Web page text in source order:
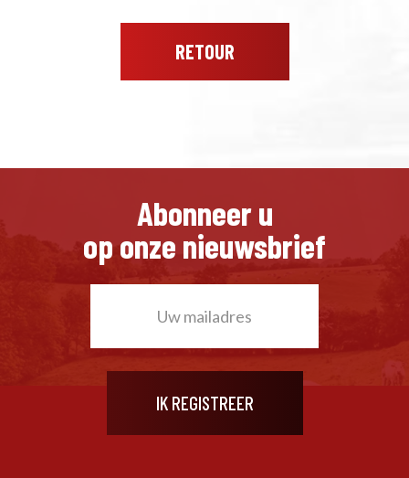
RETOUR
Abonneer u
op onze nieuwsbrief